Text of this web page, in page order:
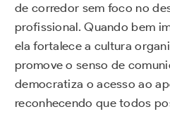
de corredor sem foco no
profissional. Quando bem
ela fortalece a cultura
promove o senso de
democratiza o acesso ao
reconhecendo que todos